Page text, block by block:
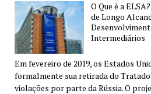
O Que é a
de Longo
Intermediários
Em fevereiro de 2019, os Estados
formalmente sua retirada do
violações por parte da Rússia. O